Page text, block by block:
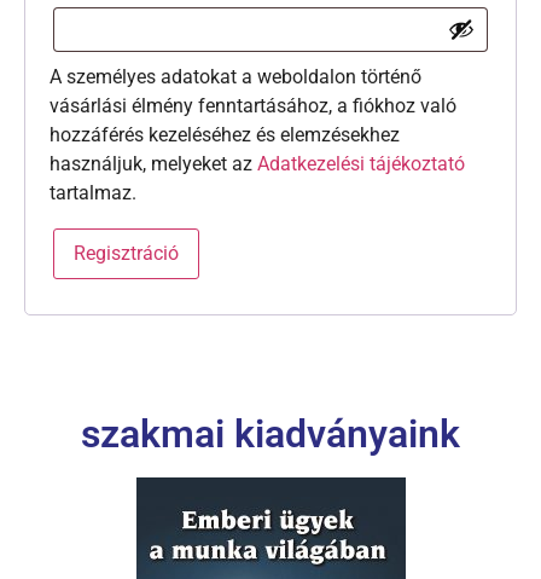
A személyes adatokat a weboldalon történő
vásárlási élmény fenntartásához, a fiókhoz való
hozzáférés kezeléséhez és elemzésekhez
használjuk, melyeket az Adatkezelési tájékoztató
tartalmaz.
Regisztráció
szakmai kiadványaink